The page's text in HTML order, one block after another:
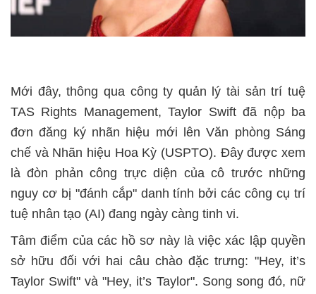
Mới đây, thông qua công ty quản lý tài sản trí tuệ
TAS Rights Management, Taylor Swift đã nộp ba
đơn đăng ký nhãn hiệu mới lên Văn phòng Sáng
chế và Nhãn hiệu Hoa Kỳ (USPTO). Đây được xem
là đòn phản công trực diện của cô trước những
nguy cơ bị "đánh cắp" danh tính bởi các công cụ trí
tuệ nhân tạo (AI) đang ngày càng tinh vi.
Tâm điểm của các hồ sơ này là việc xác lập quyền
sở hữu đối với hai câu chào đặc trưng: "Hey, it’s
Taylor Swift" và "Hey, it’s Taylor". Song song đó, nữ